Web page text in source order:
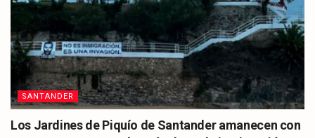
SANTANDER
Los Jardines de Piquío de Santander amanecen con